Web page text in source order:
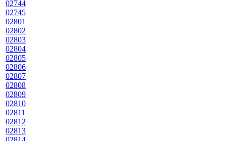
02744
02745
02801
02802
02803
02804
02805
02806
02807
02808
02809
02810
02811
02812
02813